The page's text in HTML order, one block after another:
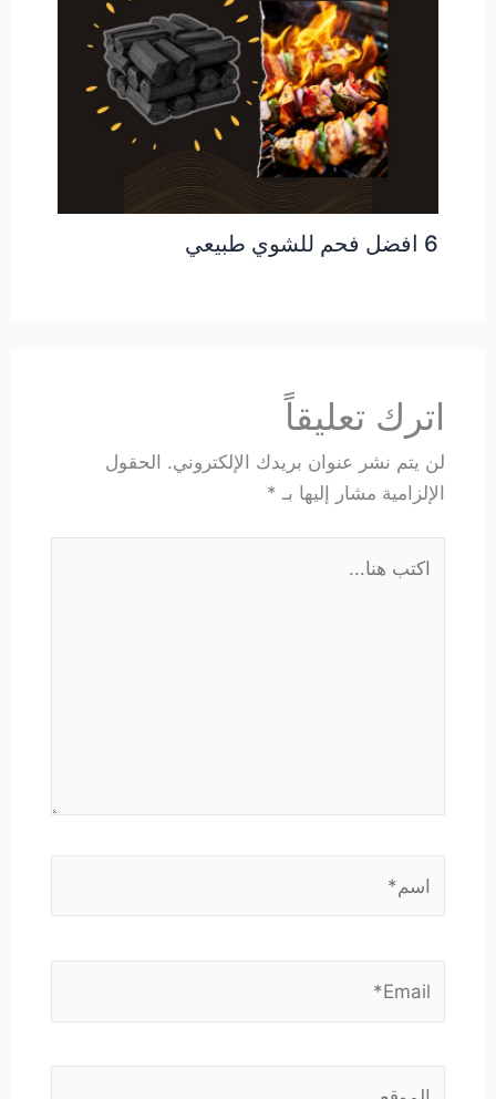
6 افضل فحم للشوي طبيعي
اترك تعليقاً
لن يتم نشر عنوان بريدك الإلكتروني. الحقول
الإلزامية مشار إليها بـ *
هنا...